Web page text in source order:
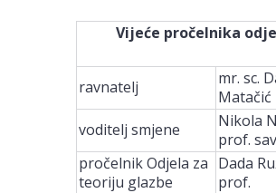
Vijeće pročelnika
ravnatelj
mr. sc.
Matačić
voditelj smjene
Nikola
prof.
pročelnik Odjela za
teoriju glazbe
Dada
prof.